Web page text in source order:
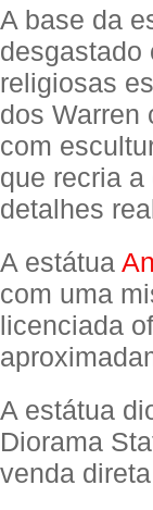
A base da
desgastado
religiosas
dos Warren
com
que recria
detalhes
A estátua
com uma
licenciada
A estátua
Diorama
venda